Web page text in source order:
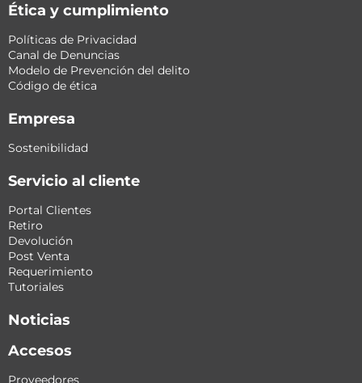
Ética y cumplimiento
Políticas de Privacidad
Canal de Denuncias
Modelo de Prevención del delito
Código de ética
Empresa
Sostenibilidad
Servicio al cliente
Portal Clientes
Retiro
Devolución
Post Venta
Requerimiento
Tutoriales
Noticias
Accesos
Proveedores